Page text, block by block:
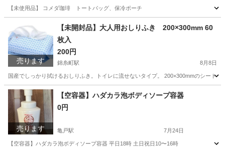
【未使用品】 コメダ珈琲 トートバッグ、保冷ポーチ
亀戸駅 バッグ コメダ珈琲
売ります
【未開封品】大人用おしりふき 200×300mm 60
枚入
200円
錦糸町駅 8月8日
国産でしっかり拭けるおしりふき。トイレに流せないタイプ。 200×300mmのシート
東京 墨田区 錦糸町駅 その他 トイレ
売ります
【空容器】ハダカラ泡ボディソープ容器
0円
亀戸駅 7月24日
【空容器】ハダカラ泡ボディソープ容器 平日18時 土日祝日10〜16時